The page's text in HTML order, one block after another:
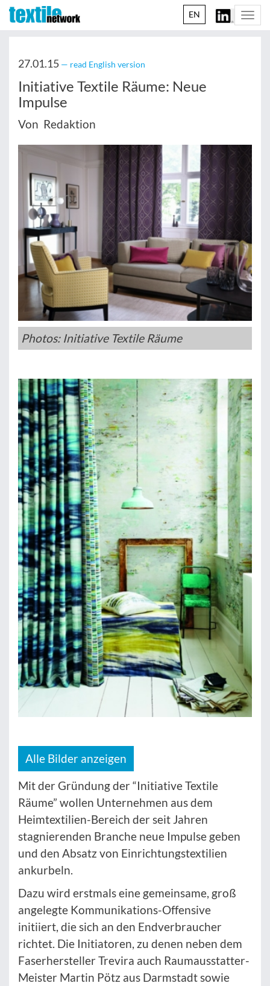
EN
27.01.15 — read English version
Initiative Textile Räume: Neue
Impulse
Von Redaktion
Photos: Initiative Textile Räume
Alle Bilder anzeigen
Mit der Gründung der “Initiative Textile
Räume” wollen Unternehmen aus dem
Heimtextilien-Bereich der seit Jahren
stagnierenden Branche neue Impulse geben
und den Absatz von Einrichtungstextilien
ankurbeln.
Dazu wird erstmals eine gemeinsame, groß
angelegte Kommunikations-Offensive
initiiert, die sich an den Endverbraucher
richtet. Die Initiatoren, zu denen neben dem
Faserhersteller Trevira auch Raumausstatter-
Meister Martin Pötz aus Darmstadt sowie